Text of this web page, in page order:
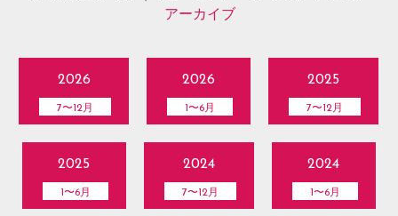
アーカイブ
2026
7〜12月
2026
1〜6月
2025
7〜12月
2025
1〜6月
2024
7〜12月
2024
1〜6月